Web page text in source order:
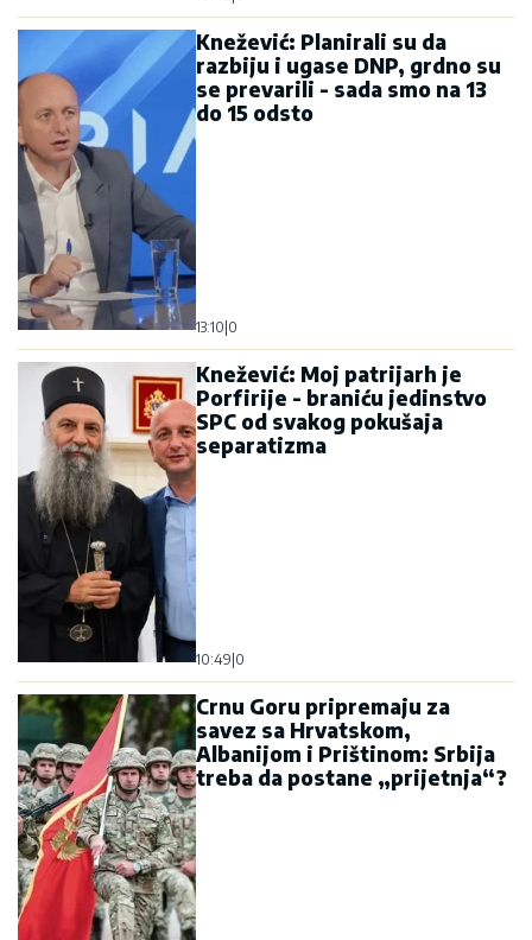
Knežević: Planirali su da
razbiju i ugase DNP, grdno su
se prevarili - sada smo na 13
do 15 odsto
13:10|0
Knežević: Moj patrijarh je
Porfirije - braniću jedinstvo
SPC od svakog pokušaja
separatizma
10:49|0
Crnu Goru pripremaju za
savez sa Hrvatskom,
Albanijom i Prištinom: Srbija
treba da postane „prijetnja“?